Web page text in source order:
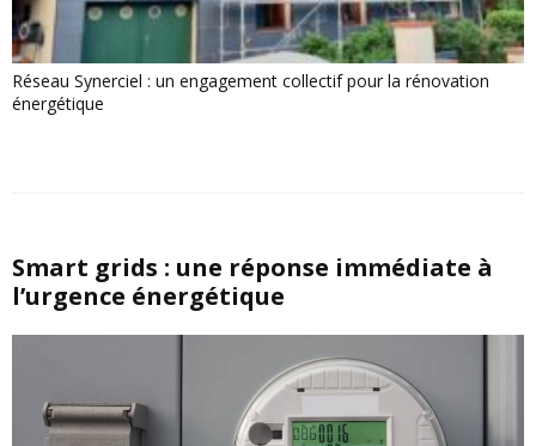
Réseau Synerciel : un engagement collectif pour la rénovation
énergétique
Smart grids : une réponse immédiate à
l’urgence énergétique